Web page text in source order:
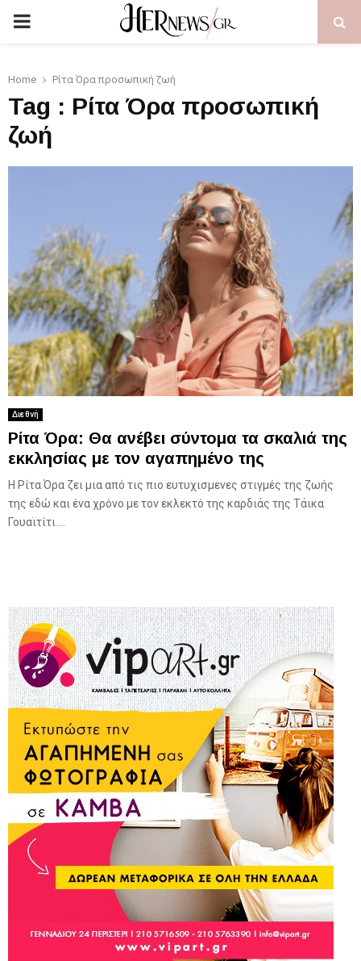
PRIMARY
Home Ρίτα Όρα προσωπική ζωή
Tag : Ρίτα Όρα προσωπική
ζωή
Διεθνή
Ρίτα Όρα: Θα ανέβει σύντομα τα σκαλιά της
εκκλησίας με τον αγαπημένο της
Η Ρίτα Όρα ζει μια από τις πιο ευτυχισμενες στιγμές της ζωής
της εδώ και ένα χρόνο με τον εκλεκτό της καρδιάς της Τάικα
Γουαϊτίτι....